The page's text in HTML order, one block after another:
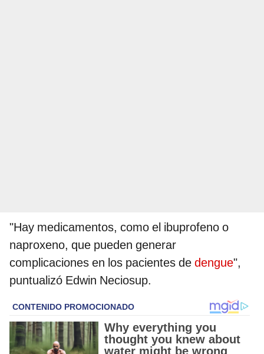
"Hay medicamentos, como el ibuprofeno o
naproxeno, que pueden generar
complicaciones en los pacientes de dengue",
puntualizó Edwin Neciosup.